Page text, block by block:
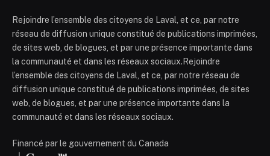
Rejoindre l’ensemble des citoyens de Laval, et ce, par notre
réseau de diffusion unique constitué de publications imprimées,
de sites web, de blogues, et par une présence importante dans
la communauté et dans les réseaux sociaux.Rejoindre
l’ensemble des citoyens de Laval, et ce, par notre réseau de
diffusion unique constitué de publications imprimées, de sites
web, de blogues, et par une présence importante dans la
communauté et dans les réseaux sociaux.
Financé par le gouvernement du Canada